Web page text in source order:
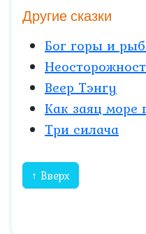
Другие сказки
Бог горы и
Веер Тэнгу
Как заяц море
Три силача
↑ Вверх